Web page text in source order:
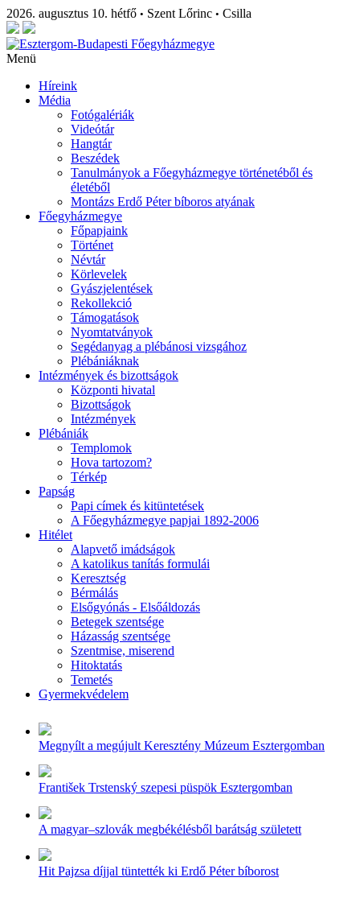
2026. augusztus 10. hétfő • Szent Lőrinc • Csilla
Menü
Híreink
Média
Fotógalériák
Videótár
Hangtár
Beszédek
Tanulmányok a Főegyházmegye történetéből és
életéből
Montázs Erdő Péter bíboros atyának
Főegyházmegye
Főpapjaink
Történet
Névtár
Körlevelek
Gyászjelentések
Rekollekció
Támogatások
Nyomtatványok
Segédanyag a plébánosi vizsgához
Plébániáknak
Intézmények és bizottságok
Központi hivatal
Bizottságok
Intézmények
Plébániák
Templomok
Hova tartozom?
Térkép
Papság
Papi címek és kitüntetések
A Főegyházmegye papjai 1892-2006
Hitélet
Alapvető imádságok
A katolikus tanítás formulái
Keresztség
Bérmálás
Elsőgyónás - Elsőáldozás
Betegek szentsége
Házasság szentsége
Szentmise, miserend
Hitoktatás
Temetés
Gyermekvédelem
Megnyílt a megújult Keresztény Múzeum Esztergomban
František Trstenský szepesi püspök Esztergomban
A magyar–szlovák megbékélésből barátság született
Hit Pajzsa díjjal tüntették ki Erdő Péter bíborost